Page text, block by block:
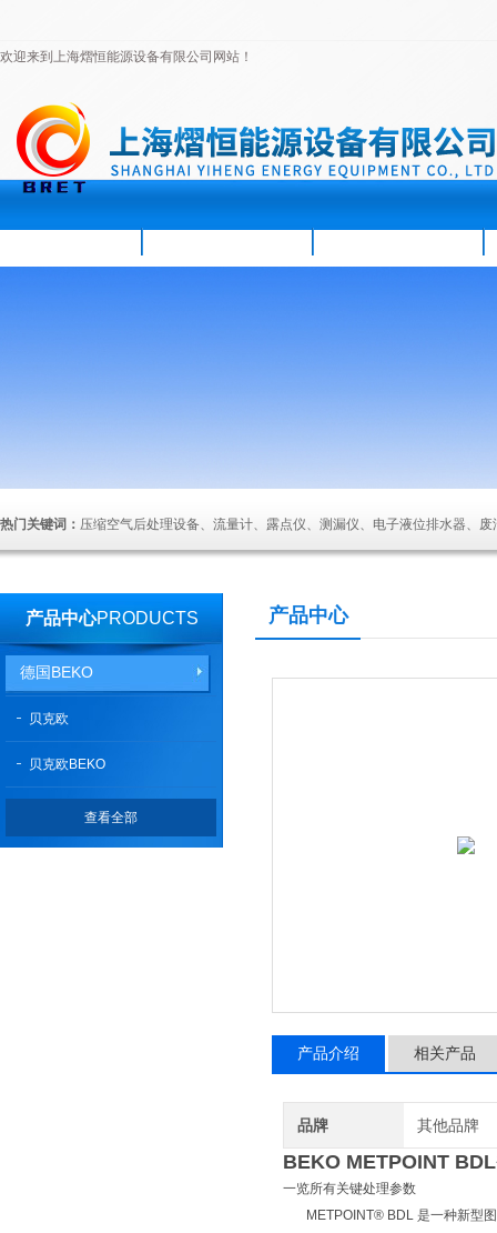
欢迎来到上海熠恒能源设备有限公司网站！
热门关键词： 压缩空气后处理设备、流量计、露点仪、测漏仪、电子液位排水器、
产品中心PRODUCTS
德国BEKO
贝克欧
贝克欧BEKO
查看全部
产品中心
产品介绍 相关产品
品牌 其他品牌
BEKO METPOINT
一览所有关键处理参数
METPOINT® BDL 是一种新型图